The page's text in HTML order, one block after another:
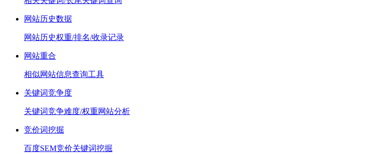
网站历史数据
网站历史权重/排名/收录记录
网站重合
相似网站信息查询工具
关键词竞争度
关键词竞争难度/权重网站分析
竞价词挖掘
百度SEM竞价关键词挖掘